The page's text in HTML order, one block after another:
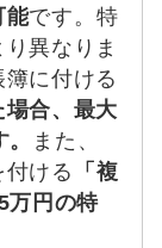
能です。特
異なりま
に付ける
場合、最大
また、
ける
「複
万円の特